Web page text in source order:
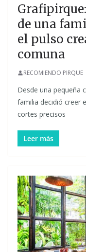
de una
el pulso
comuna
RECOMIENDO PIRQUE
Desde una pequeña
familia decidió creer
cortes precisos
Leer más